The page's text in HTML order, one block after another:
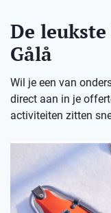
De
Gålå
Wil je een van
direct aan in je
activiteiten zitten